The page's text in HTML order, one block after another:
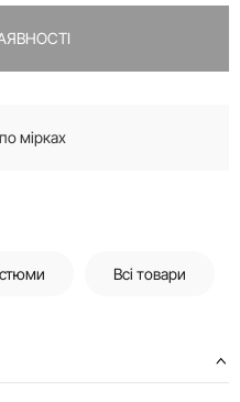
мірках
Всі товари